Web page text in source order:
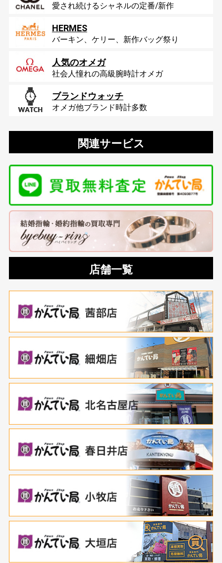
愛され続けるシャネルの定番/新作
HERMES
バーキン、ケリー、新作バッグ祭り
人気のオメガ
社会人憧れの高級腕時計オメガ
ブランドウォッチ
オメガ他ブランド時計多数
関連サービス
店舗一覧